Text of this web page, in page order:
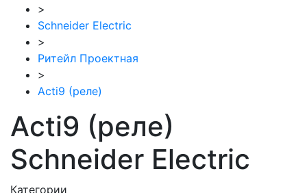
>
Schneider Electric
>
Ритейл Проектная
>
Acti9 (реле)
Acti9 (реле)
Schneider Electric
Категории